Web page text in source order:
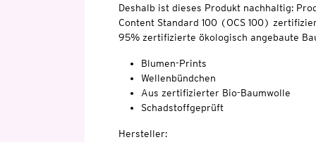
Deshalb ist dieses Produkt nachhaltig:
Content Standard 100 (OCS 100)
95% zertifizierte ökologisch angebaute
Blumen-Prints
Wellenbündchen
Aus zertifizierter Bio-Baumwolle
Schadstoffgeprüft
Hersteller: